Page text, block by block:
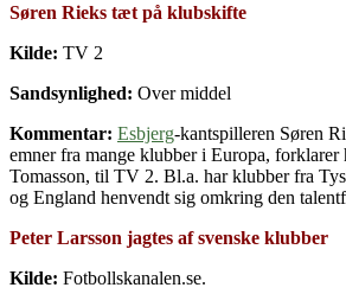
Søren Rieks tæt på klubskifte
Kilde: TV 2
Sandsynlighed: Over middel
Kommentar: Esbjerg-kantspilleren Søren
emner fra mange klubber i Europa, forklarer
Tomasson, til TV 2. Bl.a. har klubber fra
og England henvendt sig omkring den
Peter Larsson jagtes af svenske klubber
Kilde: Fotbollskanalen.se.